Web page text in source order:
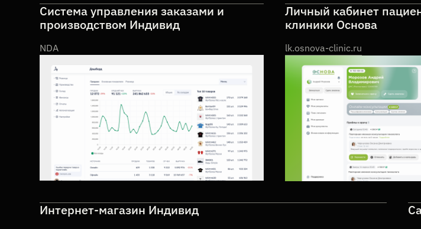
Проекты infuze
Система управления заказами и
производством Индивид
NDA
Личный кабинет
клиники Основа
lk.osnova-clinic.ru
Интернет-магазин Индивид